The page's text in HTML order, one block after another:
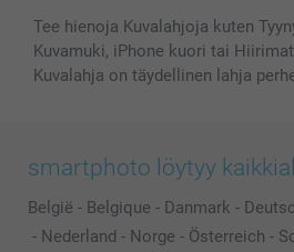
Tee hienoja Kuvalahjoja kuten
Kuvamuki, iPhone kuori tai
Kuvalahja on täydellinen lahja
smartphoto löytyy
België - Belgique - Danmark -
- Nederland - Norge - Österreich -